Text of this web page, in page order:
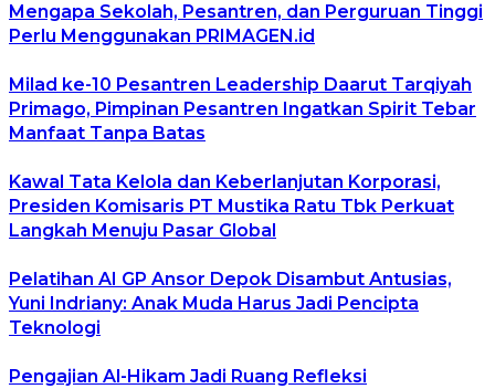
Mengapa Sekolah, Pesantren, dan Perguruan Tinggi
Perlu Menggunakan PRIMAGEN.id
Milad ke-10 Pesantren Leadership Daarut Tarqiyah
Primago, Pimpinan Pesantren Ingatkan Spirit Tebar
Manfaat Tanpa Batas
Kawal Tata Kelola dan Keberlanjutan Korporasi,
Presiden Komisaris PT Mustika Ratu Tbk Perkuat
Langkah Menuju Pasar Global
Pelatihan AI GP Ansor Depok Disambut Antusias,
Yuni Indriany: Anak Muda Harus Jadi Pencipta
Teknologi
Pengajian Al-Hikam Jadi Ruang Refleksi